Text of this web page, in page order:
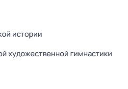
истории
художественной гимнастики